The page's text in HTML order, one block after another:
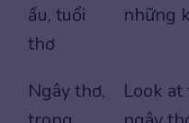
ấu, tuổi
thơ
những
Ngây thơ,
Look at